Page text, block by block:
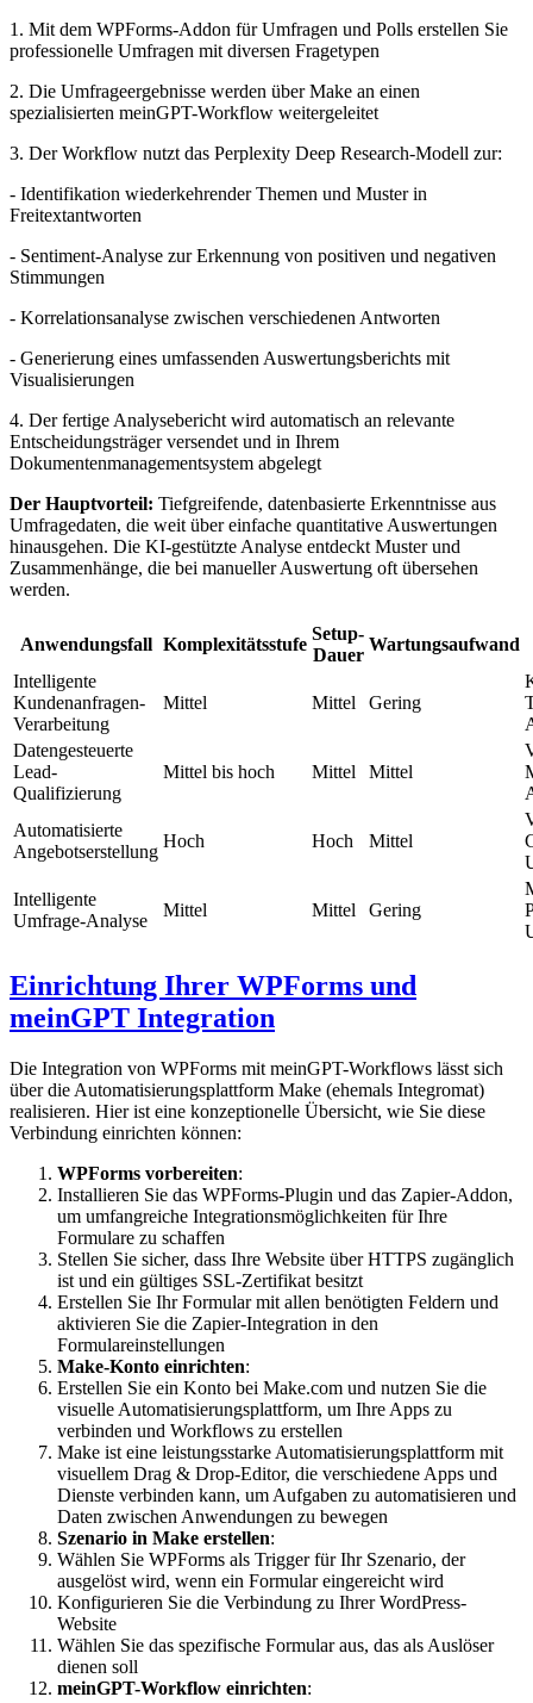
1. Mit dem WPForms-Addon für Umfragen und Polls erstellen Sie
professionelle Umfragen mit diversen Fragetypen
2. Die Umfrageergebnisse werden über Make an einen
spezialisierten meinGPT-Workflow weitergeleitet
3. Der Workflow nutzt das Perplexity Deep Research-Modell zur:
- Identifikation wiederkehrender Themen und Muster in
Freitextantworten
- Sentiment-Analyse zur Erkennung von positiven und negativen
Stimmungen
- Korrelationsanalyse zwischen verschiedenen Antworten
- Generierung eines umfassenden Auswertungsberichts mit
Visualisierungen
4. Der fertige Analysebericht wird automatisch an relevante
Entscheidungsträger versendet und in Ihrem
Dokumentenmanagementsystem abgelegt
Der Hauptvorteil: Tiefgreifende, datenbasierte Erkenntnisse aus
Umfragedaten, die weit über einfache quantitative Auswertungen
hinausgehen. Die KI-gestützte Analyse entdeckt Muster und
Zusammenhänge, die bei manueller Auswertung oft übersehen
werden.
Anwendungsfall Komplexitätsstufe
Setup-
Dauer
Wartungsaufwand
Intelligente
Kundenanfragen-
Verarbeitung
Mittel Mittel Gering
Datengesteuerte
Lead-
Qualifizierung
Mittel bis hoch Mittel Mittel
Automatisierte
Angebotserstellung
Hoch Hoch Mittel
Intelligente
Umfrage-Analyse
Mittel Mittel Gering
Einrichtung Ihrer WPForms und
meinGPT Integration
Die Integration von WPForms mit meinGPT-Workflows lässt sich
über die Automatisierungsplattform Make (ehemals Integromat)
realisieren. Hier ist eine konzeptionelle Übersicht, wie Sie diese
Verbindung einrichten können:
WPForms vorbereiten:
Installieren Sie das WPForms-Plugin und das Zapier-Addon,
um umfangreiche Integrationsmöglichkeiten für Ihre
Formulare zu schaffen
Stellen Sie sicher, dass Ihre Website über HTTPS zugänglich
ist und ein gültiges SSL-Zertifikat besitzt
Erstellen Sie Ihr Formular mit allen benötigten Feldern und
aktivieren Sie die Zapier-Integration in den
Formulareinstellungen
Make-Konto einrichten:
Erstellen Sie ein Konto bei Make.com und nutzen Sie die
visuelle Automatisierungsplattform, um Ihre Apps zu
verbinden und Workflows zu erstellen
Make ist eine leistungsstarke Automatisierungsplattform mit
visuellem Drag & Drop-Editor, die verschiedene Apps und
Dienste verbinden kann, um Aufgaben zu automatisieren und
Daten zwischen Anwendungen zu bewegen
Szenario in Make erstellen:
Wählen Sie WPForms als Trigger für Ihr Szenario, der
ausgelöst wird, wenn ein Formular eingereicht wird
Konfigurieren Sie die Verbindung zu Ihrer WordPress-
Website
Wählen Sie das spezifische Formular aus, das als Auslöser
dienen soll
meinGPT-Workflow einrichten: